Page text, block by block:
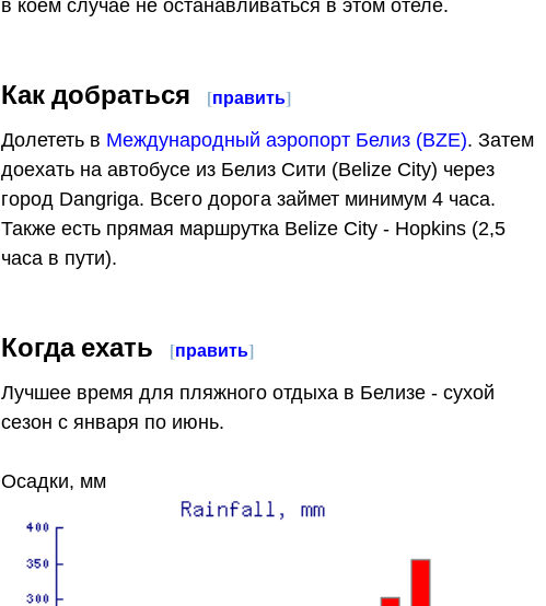
в коем случае не останавливаться в этом отеле.
Как добраться [править]
Долететь в Международный аэропорт Белиз (BZE). Затем
доехать на автобусе из Белиз Сити (Belize City) через
город Dangriga. Всего дорога займет минимум 4 часа.
Также есть прямая маршрутка Belize City - Hopkins (2,5
часа в пути).
Когда ехать [править]
Лучшее время для пляжного отдыха в Белизе - сухой
сезон с января по июнь.
Осадки, мм